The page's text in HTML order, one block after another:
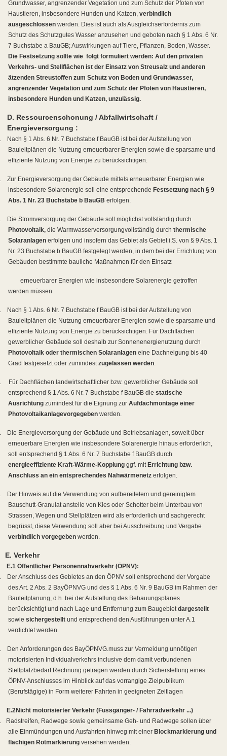
Grundwasser, angrenzender Vegetation und zum Schutz der Pfoten von
Haustieren, insbesondere Hunden und Katzen, verbindlich
ausgeschlossen werden. Dies ist auch als Ausgleichserfordernis zum
Schutz des Schutzgutes Wasser anzusehen und geboten nach § 1 Abs. 6 Nr.
7 Buchstabe a BauGB; Auswirkungen auf Tiere, Pflanzen, Boden, Wasser.
Die Festsetzung sollte wie folgt formuliert werden: Auf den privaten
Verkehrs- und Stellflächen ist der Einsatz von Streusalz und anderen
ätzenden Streustoffen zum Schutz von Boden und Grundwasser,
angrenzender Vegetation und zum Schutz der Pfoten von Haustieren,
insbesondere Hunden und Katzen, unzulässig.
D. Ressourcenschonung / Abfallwirtschaft /
Energieversorgung :
Nach § 1 Abs. 6 Nr. 7 Buchstabe f BauGB ist bei der Aufstellung von
Bauleitplänen die Nutzung erneuerbarer Energien sowie die sparsame und
effiziente Nutzung von Energie zu berücksichtigen.
Zur Energieversorgung der Gebäude mittels erneuerbarer Energien wie
insbesondere Solarenergie soll eine entsprechende Festsetzung nach § 9
Abs. 1 Nr. 23 Buchstabe b BauGB erfolgen.
Die Stromversorgung der Gebäude soll möglichst vollständig durch
Photovoltaik, die Warmwasserversorgungvollständig durch thermische
Solaranlagen erfolgen und insofern das Gebiet als Gebiet i.S. von § 9 Abs. 1
Nr. 23 Buchstabe b BauGB festgelegt werden, in dem bei der Errichtung von
Gebäuden bestimmte bauliche Maßnahmen für den Einsatz
erneuerbarer Energien wie insbesondere Solarenergie getroffen
werden müssen.
Nach § 1 Abs. 6 Nr. 7 Buchstabe f BauGB ist bei der Aufstellung von
Bauleitplänen die Nutzung erneuerbarer Energien sowie die sparsame und
effiziente Nutzung von Energie zu berücksichtigen. Für Dachflächen
gewerblicher Gebäude soll deshalb zur Sonnenenergienutzung durch
Photovoltaik oder thermischen Solaranlagen eine Dachneigung bis 40
Grad festgesetzt oder zumindestzugelassen werden.
Für Dachflächen landwirtschaftlicher bzw. gewerblicher Gebäude soll
entsprechend § 1 Abs. 6 Nr. 7 Buchstabe f BauGB die statische
Ausrichtung zumindest für die Eignung zur Aufdachmontage einer
Photovoltaikanlagevorgegeben werden.
Die Energieversorgung der Gebäude und Betriebsanlagen, soweit über
erneuerbare Energien wie insbesondere Solarenergie hinaus erforderlich,
soll entsprechend § 1 Abs. 6 Nr. 7 Buchstabe f BauGB durch
energieeffiziente Kraft-Wärme-Kopplung ggf. mit Errichtung bzw.
Anschluss an ein entsprechendes Nahwärmenetz erfolgen.
Der Hinweis auf die Verwendung von aufbereitetem und gereinigtem
Bauschutt-Granulat anstelle von Kies oder Schotter beim Unterbau von
Strassen, Wegen und Stellplätzen wird als erforderlich und sachgerecht
begrüsst, diese Verwendung soll aber bei Ausschreibung und Vergabe
verbindlich vorgegeben werden.
Verkehr
Öffentlicher Personennahverkehr (ÖPNV):
Der Anschluss des Gebietes an den ÖPNV soll entsprechend der Vorgabe
des Art. 2 Abs. 2 BayÖPNVG und des § 1 Abs. 6 Nr. 9 BauGB im Rahmen der
Bauleitplanung, d.h. bei der Aufstellung des Bebauungsplanes
berücksichtigt und nach Lage und Entfernung zum Baugebietdargestellt
sowie sichergestellt und entsprechend den Ausführungen unter A.1
verdichtet werden.
Den Anforderungen des BayÖPNVG.muss zur Vermeidung unnötigen
motorisierten Individualverkehrs inclusive dem damit verbundenen
Stellplatzbedarf Rechnung getragen werden durch Sicherstellung eines
ÖPNV-Anschlusses im Hinblick auf das vorrangige Zielpublikum
(Berufstägige) in Form weiterer Fahrten in geeigneten Zeitlagen
Nicht motorisierter Verkehr (Fussgänger- / Fahrradverkehr ...)
Radstreifen, Radwege sowie gemeinsame Geh- und Radwege sollen über
alle Einmündungen und Ausfahrten hinweg mit einer Blockmarkierung und
flächigen Rotmarkierung versehen werden.